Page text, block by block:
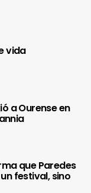
vida
a Ourense en
que Paredes
festival, sino